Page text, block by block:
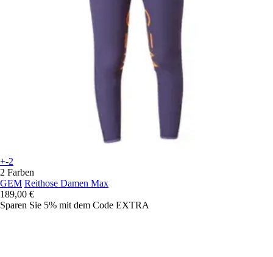
+-2
2 Farben
GEM Reithose Damen Max
189,00 €
Sparen Sie 5% mit dem Code EXTRA